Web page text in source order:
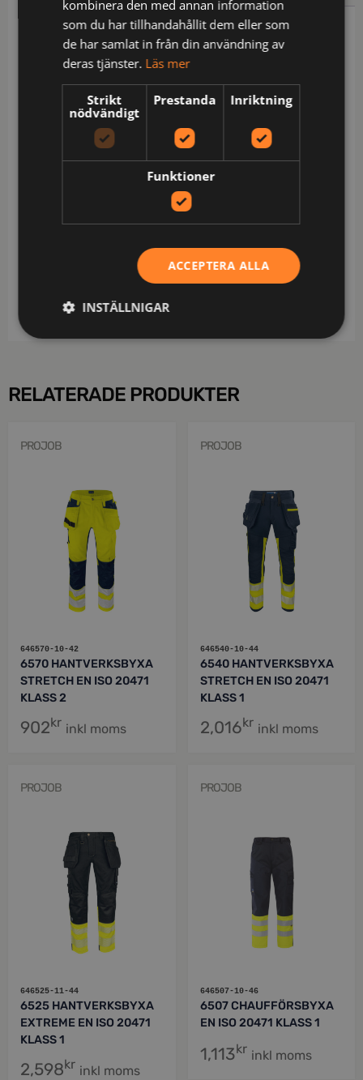
Beskrivning
2 framfickor med tryckknapp / 2 bakfickor, varav en
med lock och kardborrelås / D-ring vid linningen /
Hammarhank / Benficka med lock, telefonficka med
lock, D-ring och ID-kortsficka / CORDURA®-
förstärkt tumstocksficka med verktygsficka samt 2
knappar och hällor för kniv / Dubbel förstärkt
öppning inifrån och reglerbar höjd av knäskydden /
CORDURA®-förstärkta benslut / Godkänd enligt EN
ISO 20471 klass 1 och EN 14404 tillsammans med
knäskydd 124292 (9200 KP) / Godkänd efter 50
tvättar / Testad för industritvätt enligt ISO 15797 /
OEKO-TEX®-certifierad.
RELATERADE PRODUKTER
PROJOB
646570-10-42
6570 HANTVERKSBYXA
STRETCH EN ISO 20471
KLASS 2
902kr inkl moms
PROJOB
646540-10-44
6540 HANTVERKSBYXA
STRETCH EN ISO 20471
KLASS 1
2,016kr inkl moms
PROJOB
646525-11-44
6525 HANTVERKSBYXA
EXTREME EN ISO 20471
KLASS 1
2,598kr inkl moms
PROJOB
646507-10-46
6507 CHAUFFÖRSBYXA
EN ISO 20471 KLASS 1
1,113kr inkl moms
kombinera den med annan information
som du har tillhandahållit dem eller som
de har samlat in från din användning av
deras tjänster. Läs mer
Strikt
nödvändigt
Prestanda Inriktning
Funktioner
ACCEPTERA ALLA
INSTÄLLNIGAR